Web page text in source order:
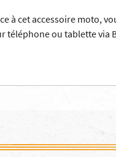
à cet accessoire moto,
téléphone ou tablette via